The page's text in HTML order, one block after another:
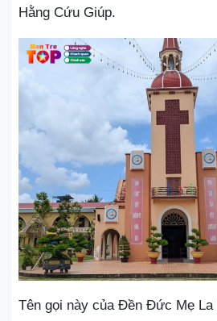
Hằng Cứu Giúp.
Tên gọi này của Đền Đức Mẹ